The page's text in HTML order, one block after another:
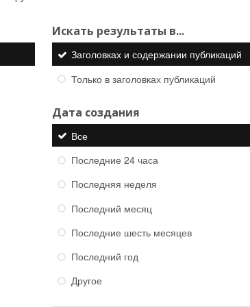
Искать результаты в...
Заголовках и содержании публикаций
Только в заголовках публикаций
Дата создания
Все
Последние 24 часа
Последняя неделя
Последний месяц
Последние шесть месяцев
Последний год
Другое